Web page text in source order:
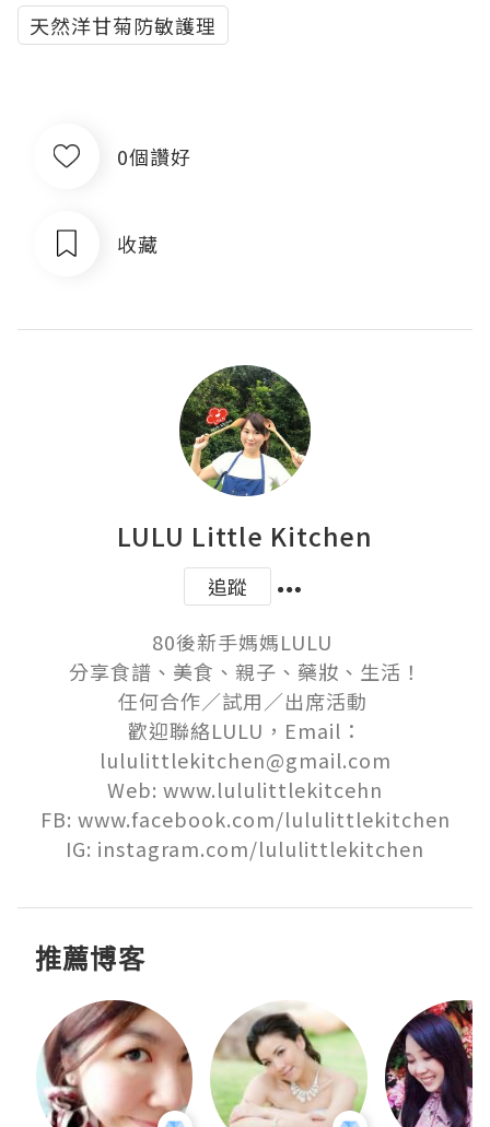
天然洋甘菊防敏護理
0個讚好
收藏
LULU Little Kitchen
追蹤
80後新手媽媽LULU
分享食譜、美食、親子、藥妝、生活！
任何合作／試用／出席活動
歡迎聯絡LULU，Email：
lululittlekitchen@gmail.com
Web: www.lululittlekitcehn
FB: www.facebook.com/lululittlekitchen
IG: instagram.com/lululittlekitchen
推薦博客